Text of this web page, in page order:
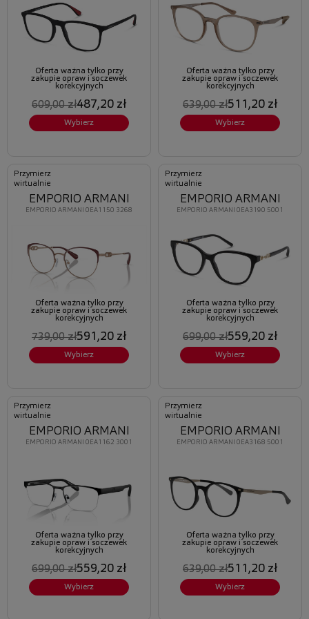
Oferta ważna tylko przy
zakupie opraw i soczewek
korekcyjnych
609,00 zł487,20 zł
Wybierz
Oferta ważna tylko przy
zakupie opraw i soczewek
korekcyjnych
639,00 zł511,20 zł
Wybierz
Przymierz
wirtualnie
EMPORIO ARMANI 0EA1150 3268
EMPORIO ARMANI
Oferta ważna tylko przy
zakupie opraw i soczewek
korekcyjnych
739,00 zł591,20 zł
Wybierz
Przymierz
wirtualnie
EMPORIO ARMANI 0EA3190 5001
EMPORIO ARMANI
Oferta ważna tylko przy
zakupie opraw i soczewek
korekcyjnych
699,00 zł559,20 zł
Wybierz
Przymierz
wirtualnie
EMPORIO ARMANI 0EA1162 3001
EMPORIO ARMANI
Oferta ważna tylko przy
zakupie opraw i soczewek
korekcyjnych
699,00 zł559,20 zł
Wybierz
Przymierz
wirtualnie
EMPORIO ARMANI 0EA3168 5001
EMPORIO ARMANI
Oferta ważna tylko przy
zakupie opraw i soczewek
korekcyjnych
639,00 zł511,20 zł
Wybierz